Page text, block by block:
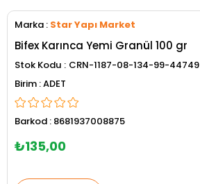
Marka : Star Yapı Market
Bifex Karınca Yemi Granül 100 gr
Stok Kodu
CRN-1187-08-134-99-44749
ADET
Barkod : 8681937008875
₺135,00